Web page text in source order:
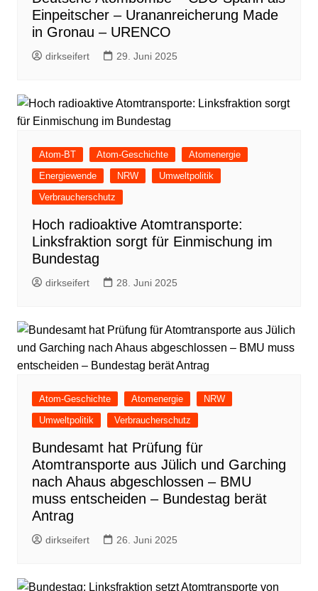
Einpeitscher – Urananreicherung Made
in Gronau – URENCO
dirkseifert 29. Juni 2025
Atom-BT Atom-Geschichte
Atomenergie
Energiewende
NRW
Umweltpolitik
Verbraucherschutz
Hoch radioaktive Atomtransporte:
Linksfraktion sorgt für Einmischung im
Bundestag
dirkseifert 28. Juni 2025
Atom-Geschichte Atomenergie
NRW
Umweltpolitik
Verbraucherschutz
Bundesamt hat Prüfung für
Atomtransporte aus Jülich und Garching
nach Ahaus abgeschlossen – BMU
muss entscheiden – Bundestag berät
Antrag
dirkseifert 26. Juni 2025